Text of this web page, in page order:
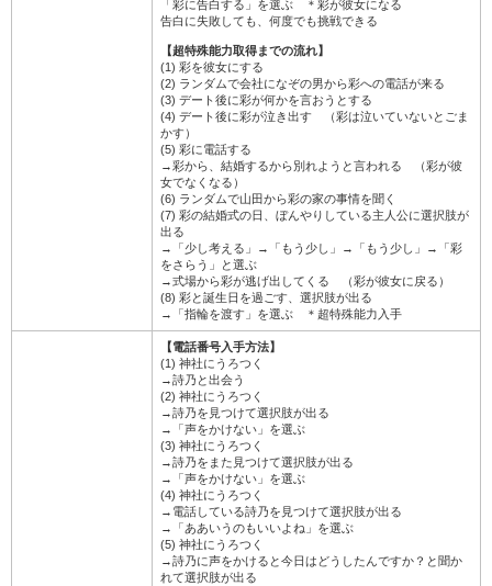
「彩に告白する」を選ぶ ＊彩が彼女になる
告白に失敗しても、何度でも挑戦できる
【超特殊能力取得までの流れ】
(1) 彩を彼女にする
(2) ランダムで会社になぞの男から彩への電話が来る
(3) デート後に彩が何かを言おうとする
(4) デート後に彩が泣き出す （彩は泣いていないとごま
かす）
(5) 彩に電話する
→彩から、結婚するから別れようと言われる （彩が彼
女でなくなる）
(6) ランダムで山田から彩の家の事情を聞く
(7) 彩の結婚式の日、ぼんやりしている主人公に選択肢が
出る
→「少し考える」→「もう少し」→「もう少し」→「彩
をさらう」と選ぶ
→式場から彩が逃げ出してくる （彩が彼女に戻る）
(8) 彩と誕生日を過ごす、選択肢が出る
→「指輪を渡す」を選ぶ ＊超特殊能力入手
【電話番号入手方法】
(1) 神社にうろつく
→詩乃と出会う
(2) 神社にうろつく
→詩乃を見つけて選択肢が出る
→「声をかけない」を選ぶ
(3) 神社にうろつく
→詩乃をまた見つけて選択肢が出る
→「声をかけない」を選ぶ
(4) 神社にうろつく
→電話している詩乃を見つけて選択肢が出る
→「ああいうのもいいよね」を選ぶ
(5) 神社にうろつく
→詩乃に声をかけると今日はどうしたんですか？と聞か
れて選択肢が出る